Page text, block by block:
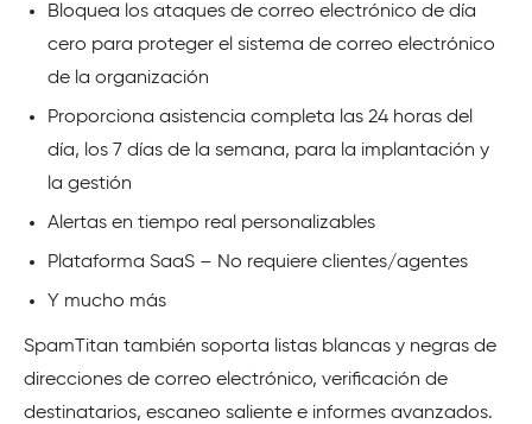
Bloquea los ataques de correo electrónico de día
cero para proteger el sistema de correo electrónico
de la organización
Proporciona asistencia completa las 24 horas del
día, los 7 días de la semana, para la implantación y
la gestión
Alertas en tiempo real personalizables
Plataforma SaaS – No requiere clientes/agentes
Y mucho más
SpamTitan también soporta listas blancas y negras de
direcciones de correo electrónico, verificación de
destinatarios, escaneo saliente e informes avanzados.